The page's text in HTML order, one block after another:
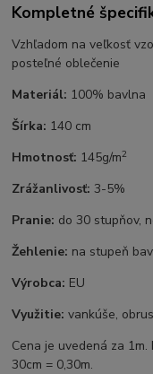
Kompletné
Vzhľadom na veľkosť
posteľné oblečenie
Materiál: 100% bavlna
Šírka: 140 cm
Hmotnosť: 145g/m2
Zrážanlivosť: 3-5%
Pranie: do 30 stupňov,
Žehlenie: na stupeň
Výrobca: EU
Využitie: vankúše,
Cena je uvedená za
30cm = 0,30m.